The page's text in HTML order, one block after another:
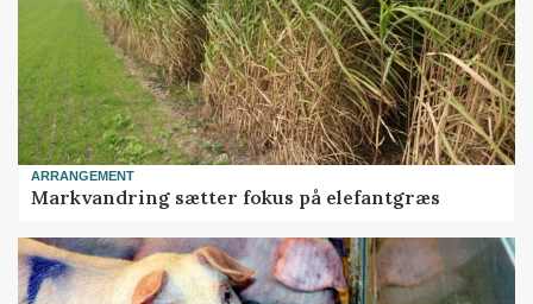
ARRANGEMENT
Markvandring sætter fokus på elefantgræs